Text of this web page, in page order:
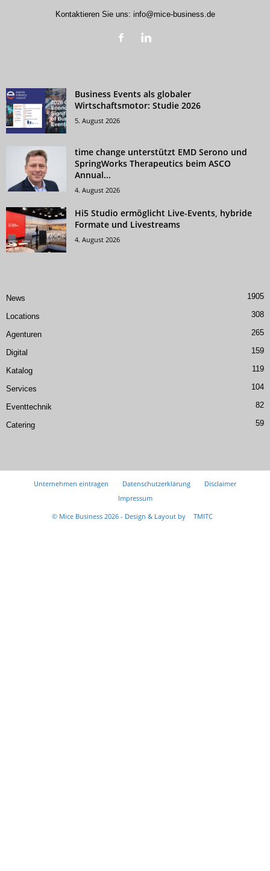
Kontaktieren Sie uns: info@mice-business.de
Business Events als globaler
Wirtschaftsmotor: Studie 2026
5. August 2026
time change unterstützt EMD Serono und
SpringWorks Therapeutics beim ASCO
Annual...
4. August 2026
Hi5 Studio ermöglicht Live-Events, hybride
Formate und Livestreams
4. August 2026
News 1905
Locations 308
Agenturen 265
Digital 159
Katalog 119
Services 104
Eventtechnik 82
Catering 59
Unternehmen eintragen Datenschutzerklärung
Disclaimer
Impressum
© Mice Business 2026 - Design & Layout by
TMITC